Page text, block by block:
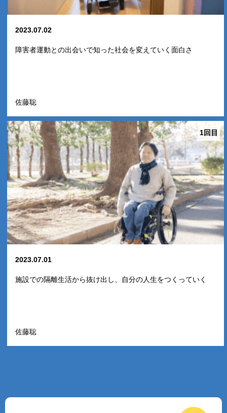
2023.07.02
障害者運動との出会いで知った社会を変えていく面白さ
佐藤聡
1回目
2023.07.01
施設での隔離生活から抜け出し、自分の人生をつくっていく
佐藤聡